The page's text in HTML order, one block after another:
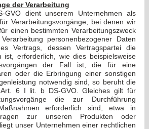
der Verarbeitung
dient unserem Unternehmen als
Verarbeitungsvorgänge, bei denen wir
einen bestimmten Verarbeitungszweck
personenbezogener Daten
Vertrags, dessen Vertragspartei die
ist, erforderlich, wie dies beispielsweise
der Fall ist, die für eine
oder die Erbringung einer sonstigen
notwendig sind, so beruht die
Art. 6 I lit. b DS-GVO. Gleiches gilt für
die zur Durchführung
erforderlich sind, etwa in
zur unseren Produkten oder
unser Unternehmen einer rechtlichen